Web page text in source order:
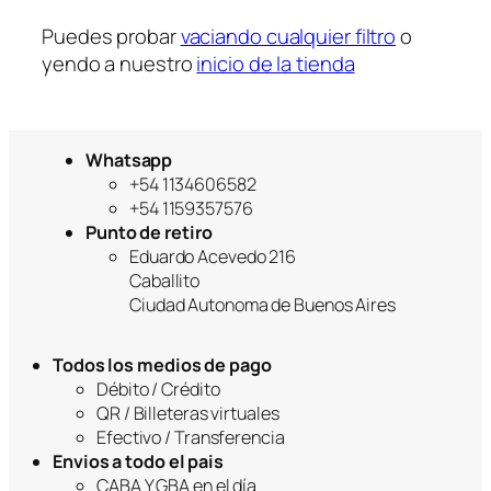
Puedes probarvaciando cualquier filtroo
yendo a nuestroinicio de la tienda
Whatsapp
+54 1134606582
+54 1159357576
Punto de retiro
Eduardo Acevedo 216
Caballito
Ciudad Autonoma de Buenos Aires
Todos los medios de pago
Débito / Crédito
QR / Billeteras virtuales
Efectivo / Transferencia
Envios a todo el pais
CABA Y GBA en el día